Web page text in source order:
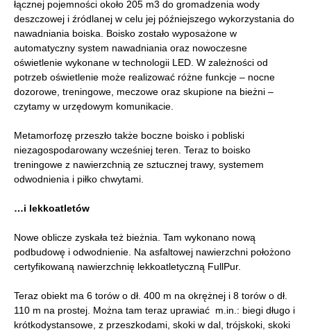
łącznej pojemności około 205 m3 do gromadzenia wody
deszczowej i źródlanej w celu jej późniejszego wykorzystania do
nawadniania boiska. Boisko zostało wyposażone w
automatyczny system nawadniania oraz nowoczesne
oświetlenie wykonane w technologii LED. W zależności od
potrzeb oświetlenie może realizować różne funkcje – nocne
dozorowe, treningowe, meczowe oraz skupione na bieżni –
czytamy w urzędowym komunikacie.
Metamorfozę przeszło także boczne boisko i pobliski
niezagospodarowany wcześniej teren. Teraz to boisko
treningowe z nawierzchnią ze sztucznej trawy, systemem
odwodnienia i piłko chwytami.
…i lekkoatletów
Nowe oblicze zyskała też bieżnia. Tam wykonano nową
podbudowę i odwodnienie. Na asfaltowej nawierzchni położono
certyfikowaną nawierzchnię lekkoatletyczną FullPur.
Teraz obiekt ma 6 torów o dł. 400 m na okrężnej i 8 torów o dł.
110 m na prostej. Można tam teraz uprawiać m.in.: biegi długo i
krótkodystansowe, z przeszkodami, skoki w dal, trójskoki, skoki